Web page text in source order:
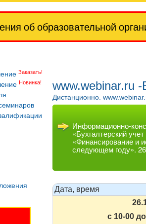
об образовательной
Заказать!
Новинка! www.webinar.ru
Дистанционно.
Информационно-
«Бухгалтерский
«Финансирование и
следующем году».
Дата, время
с 10-00